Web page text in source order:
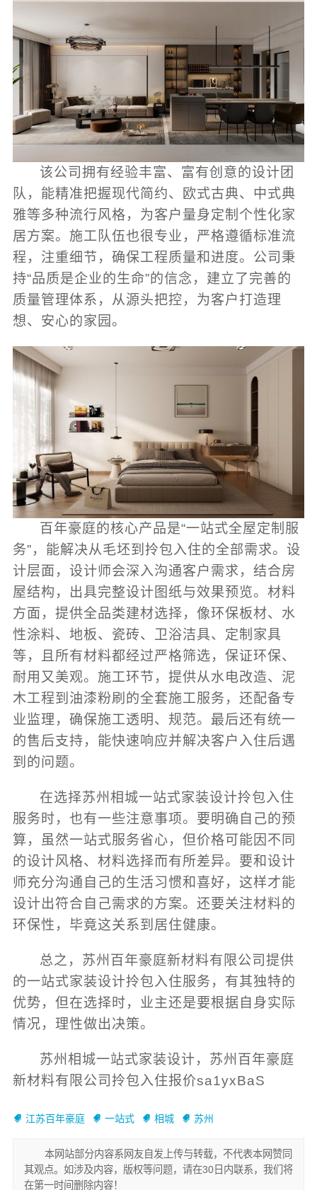
该公司拥有经验丰富、富有创意的设计团
队，能精准把握现代简约、欧式古典、中式典
雅等多种流行风格，为客户量身定制个性化家
居方案。施工队伍也很专业，严格遵循标准流
程，注重细节，确保工程质量和进度。公司秉
持“品质是企业的生命”的信念，建立了完善的
质量管理体系，从源头把控，为客户打造理
想、安心的家园。
百年豪庭的核心产品是“一站式全屋定制服
务”，能解决从毛坯到拎包入住的全部需求。设
计层面，设计师会深入沟通客户需求，结合房
屋结构，出具完整设计图纸与效果预览。材料
方面，提供全品类建材选择，像环保板材、水
性涂料、地板、瓷砖、卫浴洁具、定制家具
等，且所有材料都经过严格筛选，保证环保、
耐用又美观。施工环节，提供从水电改造、泥
木工程到油漆粉刷的全套施工服务，还配备专
业监理，确保施工透明、规范。最后还有统一
的售后支持，能快速响应并解决客户入住后遇
到的问题。
在选择苏州相城一站式家装设计拎包入住
服务时，也有一些注意事项。要明确自己的预
算，虽然一站式服务省心，但价格可能因不同
的设计风格、材料选择而有所差异。要和设计
师充分沟通自己的生活习惯和喜好，这样才能
设计出符合自己需求的方案。还要关注材料的
环保性，毕竟这关系到居住健康。
总之，苏州百年豪庭新材料有限公司提供
的一站式家装设计拎包入住服务，有其独特的
优势，但在选择时，业主还是要根据自身实际
情况，理性做出决策。
苏州相城一站式家装设计，苏州百年豪庭
新材料有限公司拎包入住报价sa1yxBaS
江苏百年豪庭 一站式 相城 苏州
本网站部分内容系网友自发上传与转载，不代表本网赞同
其观点。如涉及内容，版权等问题，请在30日内联系，我们将
在第一时间删除内容！